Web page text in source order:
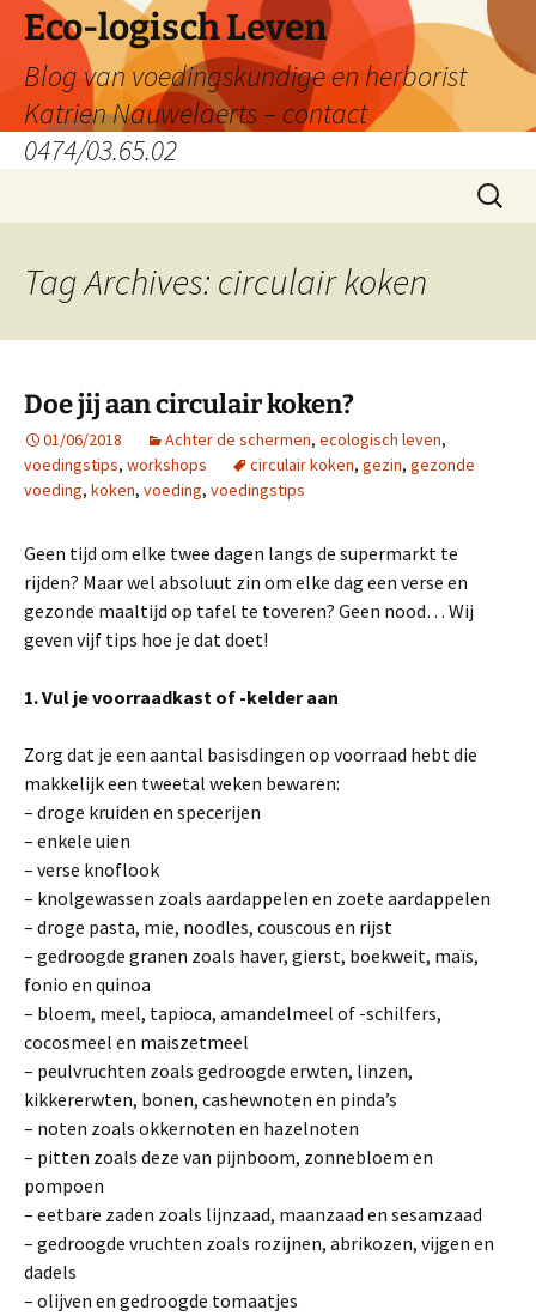
Skip
content
Eco-logisch Leven
Blog van voedingskundige en herborist
Katrien Nauwelaerts – contact
0474/03.65.02
Search
for:
Tag Archives: circulair koken
Doe jij aan circulair koken?
01/06/2018 Achter de schermen, ecologisch leven,
voedingstips, workshops circulair koken, gezin, gezonde
voeding, koken, voeding, voedingstips
Geen tijd om elke twee dagen langs de supermarkt te
rijden? Maar wel absoluut zin om elke dag een verse en
gezonde maaltijd op tafel te toveren? Geen nood… Wij
geven vijf tips hoe je dat doet!
1. Vul je voorraadkast of -kelder aan
Zorg dat je een aantal basisdingen op voorraad hebt die
makkelijk een tweetal weken bewaren:
– droge kruiden en specerijen
– enkele uien
– verse knoflook
– knolgewassen zoals aardappelen en zoete aardappelen
– droge pasta, mie, noodles, couscous en rijst
– gedroogde granen zoals haver, gierst, boekweit, maïs,
fonio en quinoa
– bloem, meel, tapioca, amandelmeel of -schilfers,
cocosmeel en maiszetmeel
– peulvruchten zoals gedroogde erwten, linzen,
kikkererwten, bonen, cashewnoten en pinda’s
– noten zoals okkernoten en hazelnoten
– pitten zoals deze van pijnboom, zonnebloem en
pompoen
– eetbare zaden zoals lijnzaad, maanzaad en sesamzaad
– gedroogde vruchten zoals rozijnen, abrikozen, vijgen en
dadels
– olijven en gedroogde tomaatjes